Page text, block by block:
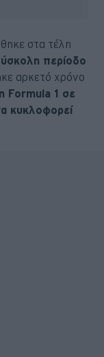
στα τέλη
περίοδο
αρκετό χρόνο
Formula 1 σε
κυκλοφορεί